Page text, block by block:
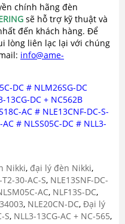
chính hãng đèn
sẽ hỗ trợ kỹ thuật và
đến khách hàng. Để
lòng liên lạc lại với chúng
info@ame-
DC # NLM26SG-DC
13CG-DC + NC562B
AC # NLE13CNF-DC-S-
# NLSS05C-DC # NLL3-
Nikki, đại lý đèn Nikki,
T2-30-AC-S, NLE13SNF-DC-
AC, NLF13S-DC,
, NLE20CN-DC, Đại lý
S, NLL3-13CG-AC + NC-565,